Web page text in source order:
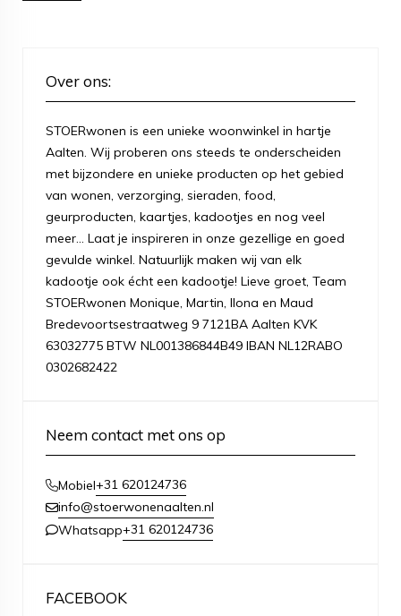
Over ons:
STOERwonen is een unieke woonwinkel in hartje
Aalten. Wij proberen ons steeds te onderscheiden
met bijzondere en unieke producten op het gebied
van wonen, verzorging, sieraden, food,
geurproducten, kaartjes, kadootjes en nog veel
meer... Laat je inspireren in onze gezellige en goed
gevulde winkel. Natuurlijk maken wij van elk
kadootje ook écht een kadootje! Lieve groet, Team
STOERwonen Monique, Martin, Ilona en Maud
Bredevoortsestraatweg 9 7121BA Aalten KVK
63032775 BTW NL001386844B49 IBAN NL12RABO
0302682422
Neem contact met ons op
Mobiel+31 620124736
info@stoerwonenaalten.nl
Whatsapp+31 620124736
FACEBOOK